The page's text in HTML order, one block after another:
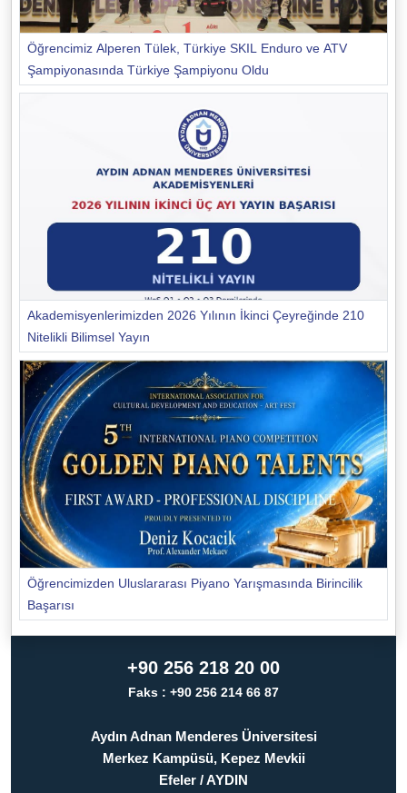
Öğrencimiz Alperen Tülek, Türkiye SKIL Enduro ve ATV
Şampiyonasında Türkiye Şampiyonu Oldu
Akademisyenlerimizden 2026 Yılının İkinci Çeyreğinde 210
Nitelikli Bilimsel Yayın
Öğrencimizden Uluslararası Piyano Yarışmasında Birincilik
Başarısı
+90 256 218 20 00
Faks : +90 256 214 66 87
Aydın Adnan Menderes Üniversitesi
Merkez Kampüsü, Kepez Mevkii
Efeler / AYDIN